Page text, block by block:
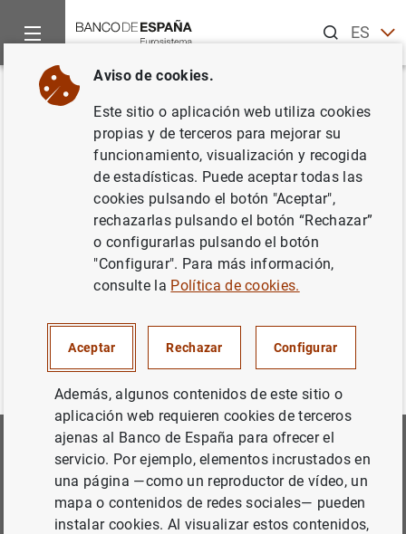
ESEN
Inicio Estado I. Balance
Volver
Estado I. Balance
Impreso (17KB)
(175KB)
Suscríbete a nuestra Newsletter
Podrás elegir las áreas de tu interés para las que quieres
recibir nuestras comunicaciones.
Aviso de cookies.
Este sitio o aplicación web utiliza cookies
propias y de terceros para mejorar su
funcionamiento, visualización y recogida
de estadísticas. Puede aceptar todas las
cookies pulsando el botón "Aceptar",
rechazarlas pulsando el botón “Rechazar”
o configurarlas pulsando el botón
"Configurar". Para más información,
consulte la Política de cookies.
Aceptar Rechazar Configurar
Además, algunos contenidos de este sitio o
aplicación web requieren cookies de terceros
ajenas al Banco de España para ofrecer el
servicio. Por ejemplo, elementos incrustados en
una página —como un reproductor de vídeo, un
mapa o contenidos de redes sociales— pueden
instalar cookies. Al visualizar estos contenidos,